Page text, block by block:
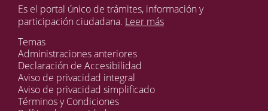
Es el portal único de trámites, información y
participación ciudadana. Leer más
Temas
Administraciones anteriores
Declaración de Accesibilidad
Aviso de privacidad integral
Aviso de privacidad simplificado
Términos y Condiciones